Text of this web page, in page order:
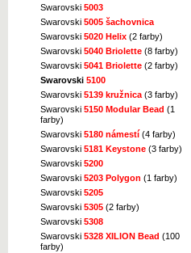
Swarovski 5003
Swarovski 5005 šachovnica
Swarovski 5020 Helix (2 farby)
Swarovski 5040 Briolette (8 farby)
Swarovski 5041 Briolette (2 farby)
Swarovski 5100
Swarovski 5139 kružnica (3 farby)
Swarovski 5150 Modular Bead (1
farby)
Swarovski 5180 námestí (4 farby)
Swarovski 5181 Keystone (3 farby)
Swarovski 5200
Swarovski 5203 Polygon (1 farby)
Swarovski 5205
Swarovski 5305 (2 farby)
Swarovski 5308
Swarovski 5328 XILION Bead (100
farby)